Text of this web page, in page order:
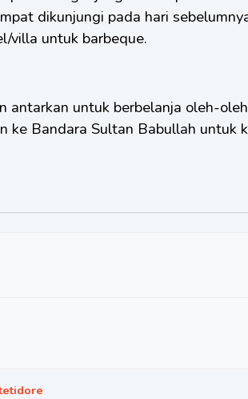
dikunjungi pada hari
villa untuk barbeque.
antarkan untuk berbelanja oleh-
ke Bandara Sultan Babullah untuk